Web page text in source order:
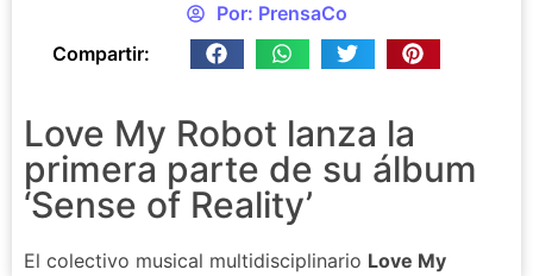
Por: PrensaCo
Compartir:
Love My Robot lanza la
primera parte de su álbum
‘Sense of Reality’
El colectivo musical multidisciplinario Love My